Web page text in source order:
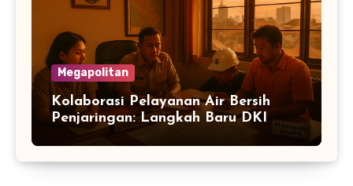
Megapolitan
Kolaborasi Pelayanan Air Bersih
Penjaringan: Langkah Baru DKI